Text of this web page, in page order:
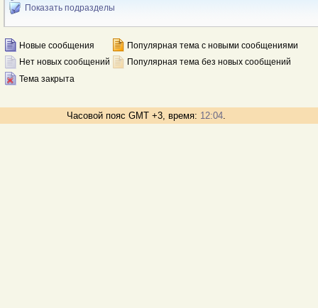
Показать подразделы
Новые сообщения
Популярная тема с новыми сообщениями
Нет новых сообщений
Популярная тема без новых сообщений
Тема закрыта
Часовой пояс GMT +3, время: 12:04.